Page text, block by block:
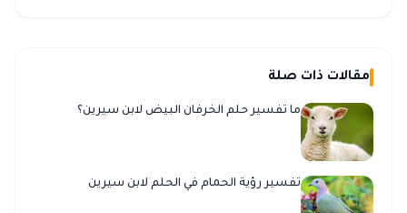
مقالات ذات صلة
ما تفسير حلم الخرفان البيض لابن سيرين؟
تفسير رؤية الحمام في الحلم لابن سيرين